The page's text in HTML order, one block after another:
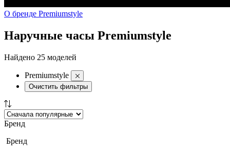
О бренде Premiumstyle
Наручные часы Premiumstyle
Найдено 25 моделей
Premiumstyle
Очистить фильтры
Бренд
Бренд